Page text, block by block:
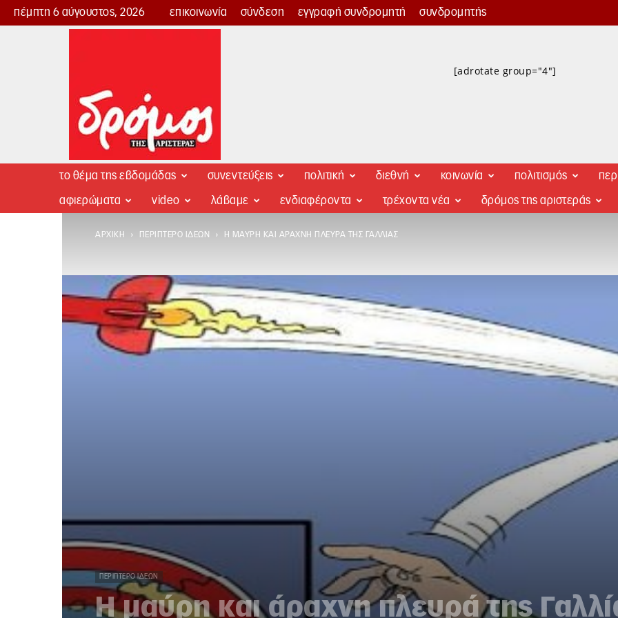
πέμπτη 6 αύγουστος, 2026 επικοινωνία σύνδεση εγγραφή συνδρομητή συνδρομητής
Δρόμος
[adrotate group="4"]
το θέμα της εβδομάδας συνεντεύξεις πολιτική διεθνή κοινωνία πολιτισμός
αφιερώματα video λάβαμε ενδιαφέροντα τρέχοντα νέα δρόμος της αριστεράς
ΑΡΧΙΚΉ ΠΕΡΊΠΤΕΡΟ ΙΔΕΏΝ Η ΜΑΎΡΗ ΚΑΙ ΆΡΑΧΝΗ ΠΛΕΥΡΆ ΤΗΣ ΓΑΛΛΊΑΣ
ΠΕΡΊΠΤΕΡΟ ΙΔΕΏΝ
Η μαύρη και άραχνη πλευρά της